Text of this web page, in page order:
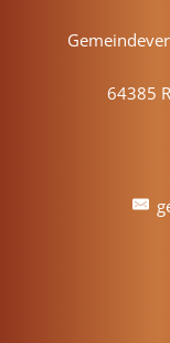
64385